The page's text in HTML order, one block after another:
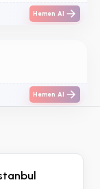
Hemen Al
Hemen Al